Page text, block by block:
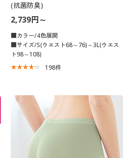
(抗菌防臭)
2,739円～
■カラー/4色展開
■サイズ/S(ウエスト68～76)～3L(ウエス
ト98～108)
198件